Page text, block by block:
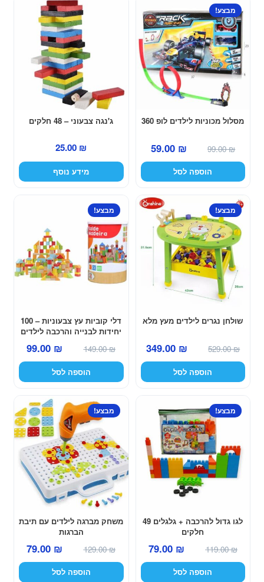
מסלול מכוניות לילדים לופ 360
מבצע!
99.00₪
המחיר
המקורי
היה:
59.00 ₪
המחיר
הנוכחי
הוא:
הוספה לסל
ג'נגה צבעוני – 48 חלקים
25.00 ₪
מידע נוסף
שולחן נגרים לילדים מעץ מלא
מבצע!
529.00₪
המחיר
המקורי
היה:
349.00 ₪
המחיר
הנוכחי
הוא:
הוספה לסל
דלי קוביות עץ צבעוניות – 100
יחידות לבנייה והרכבה לילדים
מבצע!
149.00₪
המחיר
המקורי
היה:
99.00 ₪
המחיר
הנוכחי
הוא:
הוספה לסל
לגו גדול להרכבה + גלגלים 49
חלקים
מבצע!
119.00₪
המחיר
המקורי
היה:
79.00 ₪
המחיר
הנוכחי
הוא:
הוספה לסל
משחק מברגה לילדים עם תיבת
הברגות
מבצע!
129.00₪
המחיר
המקורי
היה:
79.00 ₪
המחיר
הנוכחי
הוא:
הוספה לסל